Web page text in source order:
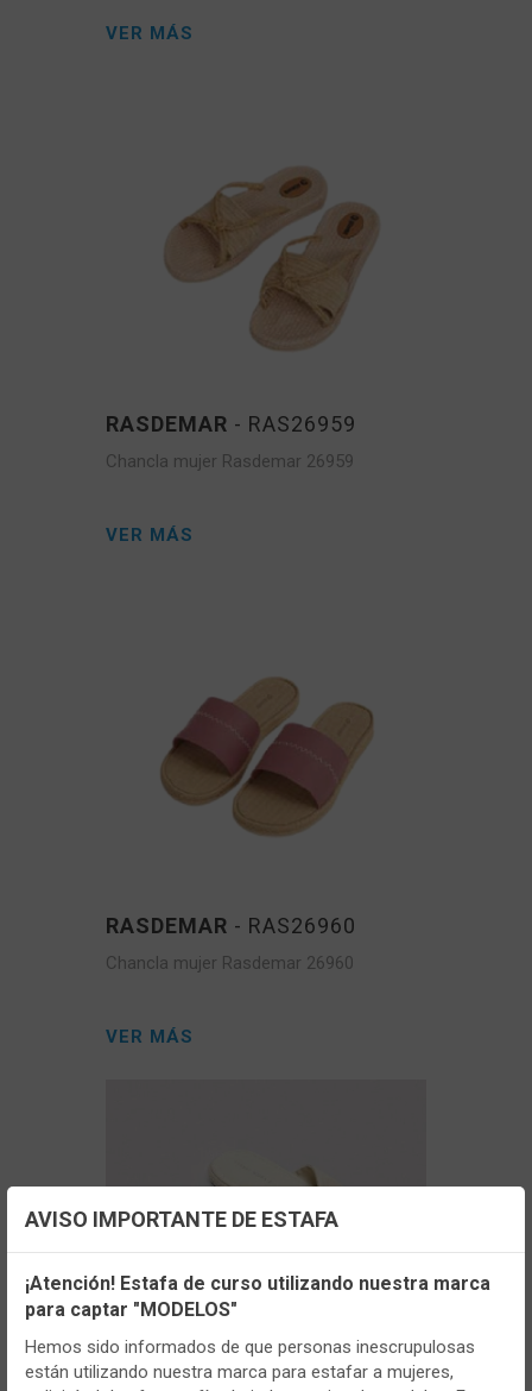
VER MÁS
RASDEMAR - RAS26959
Chancla mujer Rasdemar 26959
VER MÁS
RASDEMAR - RAS26960
Chancla mujer Rasdemar 26960
VER MÁS
Configuración de cookies
Utilizamos cookies propias y de terceros, de sesión o
persistentes, para hacer funcionar de manera segura nuestra
página web y personalizar su contenido.
AVISO IMPORTANTE DE ESTAFA
¡Atención! Estafa de curso utilizando nuestra marca
para captar "MODELOS"
Hemos sido informados de que personas inescrupulosas
están utilizando nuestra marca para estafar a mujeres,